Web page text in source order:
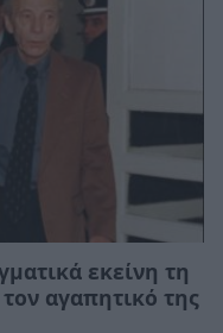
εκείνη τη
αγαπητικό της